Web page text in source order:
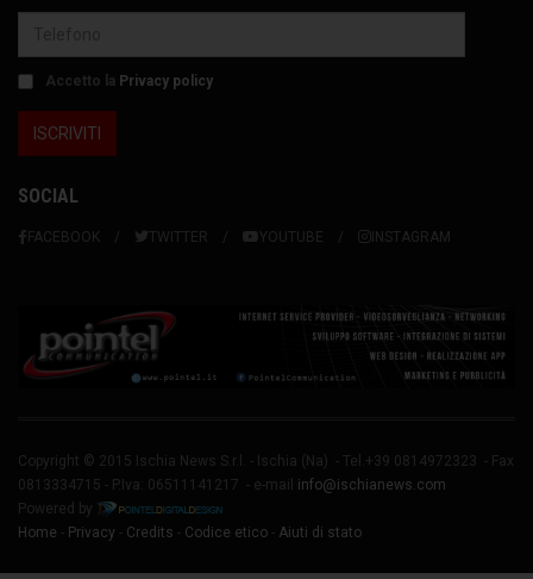
Accetto la Privacy policy
SOCIAL
FACEBOOK TWITTER YOUTUBE INSTAGRAM
Copyright © 2015 Ischia News S.r.l. - Ischia (Na) - Tel.+39 0814972323 - Fax
0813334715 - P.Iva: 06511141217 - e-mail info@ischianews.com
Powered by
Home - Privacy - Credits - Codice etico - Aiuti di stato